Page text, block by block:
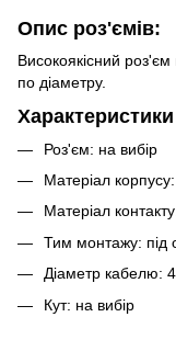
Опис роз'ємів:
Високоякісний роз'єм
по діаметру.
Роз'єм: на вибір
Матеріал
Матеріал
Тим монтажу: під
Діаметр кабелю:
Кут: на вибір